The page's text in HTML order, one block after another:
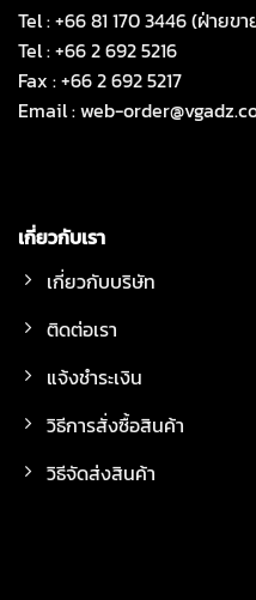
Tel : +66 81 170 3446 (ฝ่ายข
Tel : +66 2 692 5216
Fax : +66 2 692 5217
Email :web-
เกี่ยวกับเรา
เกี่ยวกับบริษัท
ติดต่อเรา
แจ้งชำระเงิน
วิธีการสั่งซื้อสินค้า
วิธีจัดส่งสินค้า